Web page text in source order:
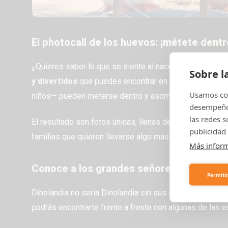
El photocall de los huevos: ¡métete
¿Quieres saber lo que se siente al nacer como un
y divertidos que puedes encontrar en un parque
niños— pueden meterse dentro y asomar la cabeza, tal
El resultado son fotos únicas, llenas de vida y
familias que quieren llevarse algo más que un
Conoce a los grandes señores del
Dinolandia no sería Dinolandia sin sus imponentes
podrás encontrarte frente a frente con algunas de las
Sobre
Usamos
las redes
Más